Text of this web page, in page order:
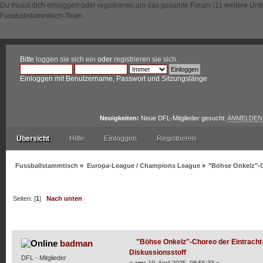
Du musst dich einloggen oder registrieren um das gesamte Forum (11 weitere
Fussballstammtisch-Team.
Bitte loggen sie sich ein oder registrieren sie sich
Einloggen mit Benutzername, Passwort und Sitzungslänge
Neuigkeiten: Neue DFL-Mitglieder gesucht: ANMELDEN
Übersicht Hilfe Einloggen Registrieren
Fussballstammtisch » Europa-League / Champions League» "Böhse Onkelz"-
Seiten: [1]Nach unten
badman
DFL - Mitglieder
"Böhse Onkelz"-Choreo der
Diskussionsstoff